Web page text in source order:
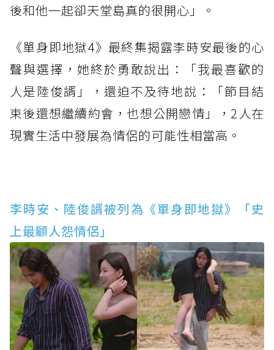
後和他一起卻天堂島真的很開心」。
《單身即地獄4》最終集揭露李時安最後的心
聲與選擇，她終於勇敢說出：「我最喜歡的
人是陸俊諝」，還迫不及待地說：「節目結
束後還想繼續約會，也想公開戀情」，2人在
現實生活中發展為情侶的可能性相當高。
李時安、陸俊諝被列為《單身即地獄》「史
上最顧人怨情侶」